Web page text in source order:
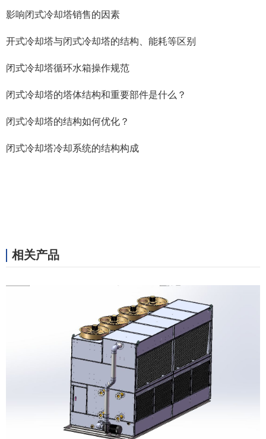
影响闭式冷却塔销售的因素
开式冷却塔与闭式冷却塔的结构、能耗等区别
闭式冷却塔循环水箱操作规范
闭式冷却塔的塔体结构和重要部件是什么？
闭式冷却塔的结构如何优化？
闭式冷却塔冷却系统的结构构成
相关产品